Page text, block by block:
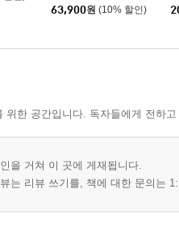
서 합본
63,900원 (10% 할인)
위한 공간입니다. 독자들에게 전하
을 거쳐 이 곳에 게재됩니다.
는 리뷰 쓰기를, 책에 대한 문의는